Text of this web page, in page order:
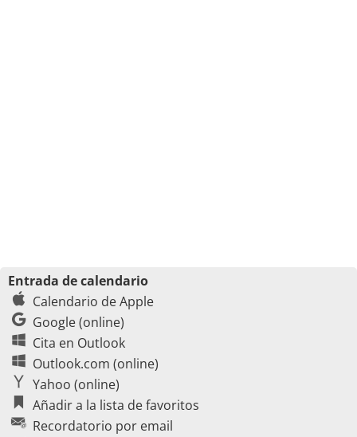
Entrada de calendario
Calendario de Apple
Google (online)
Cita en Outlook
Outlook.com (online)
Yahoo (online)
Añadir a la lista de favoritos
Recordatorio por email